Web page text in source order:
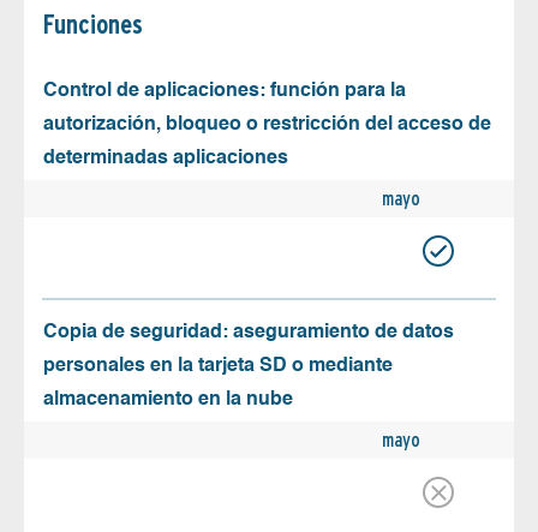
Funciones
Control de aplicaciones: función para la
autorización, bloqueo o restricción del acceso de
determinadas aplicaciones
mayo
Copia de seguridad: aseguramiento de datos
personales en la tarjeta SD o mediante
almacenamiento en la nube
mayo